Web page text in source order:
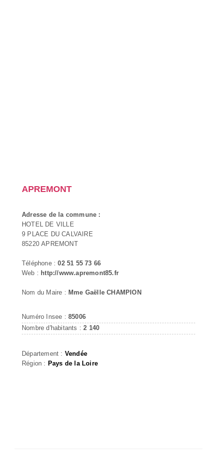
APREMONT
Adresse de la commune :
HOTEL DE VILLE
9 PLACE DU CALVAIRE
85220 APREMONT
Téléphone :02 51 55 73 66
Web : http://www.apremont85.fr
Nom du Maire : Mme Gaëlle CHAMPION
Numéro Insee : 85006
Nombre d'habitants :2 140
Département : Vendée
Région : Pays de la Loire